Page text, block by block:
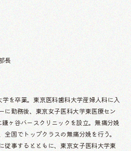
長
を卒業。東京医科歯科大学産婦人科に入
に勤務後、東京女子医科大学東医療セン
ヶ谷バースクリニックを設立。無痛分娩
全国でトップクラスの無痛分娩を行う。
従事するとともに、東京女子医科大学東